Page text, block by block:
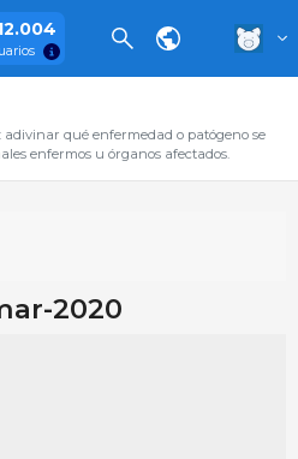
qué enfermedad o patógeno se
enfermos u órganos afectados.
2020